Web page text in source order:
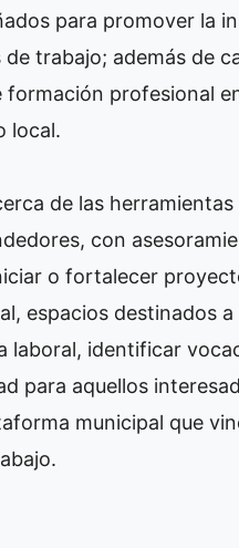
para promover la
trabajo; además de
formación profesional
local.
de las
con
o fortalecer
espacios destinados
laboral, identificar
para aquellos
municipal que